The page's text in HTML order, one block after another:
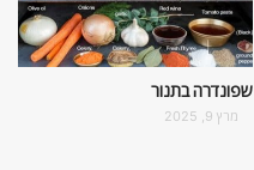
שפונדרה בתנור
מרץ 9, 2025